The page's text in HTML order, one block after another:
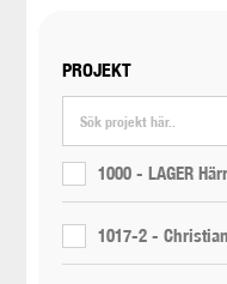
PROJEKT
1000 - LAGER
1017-2 -